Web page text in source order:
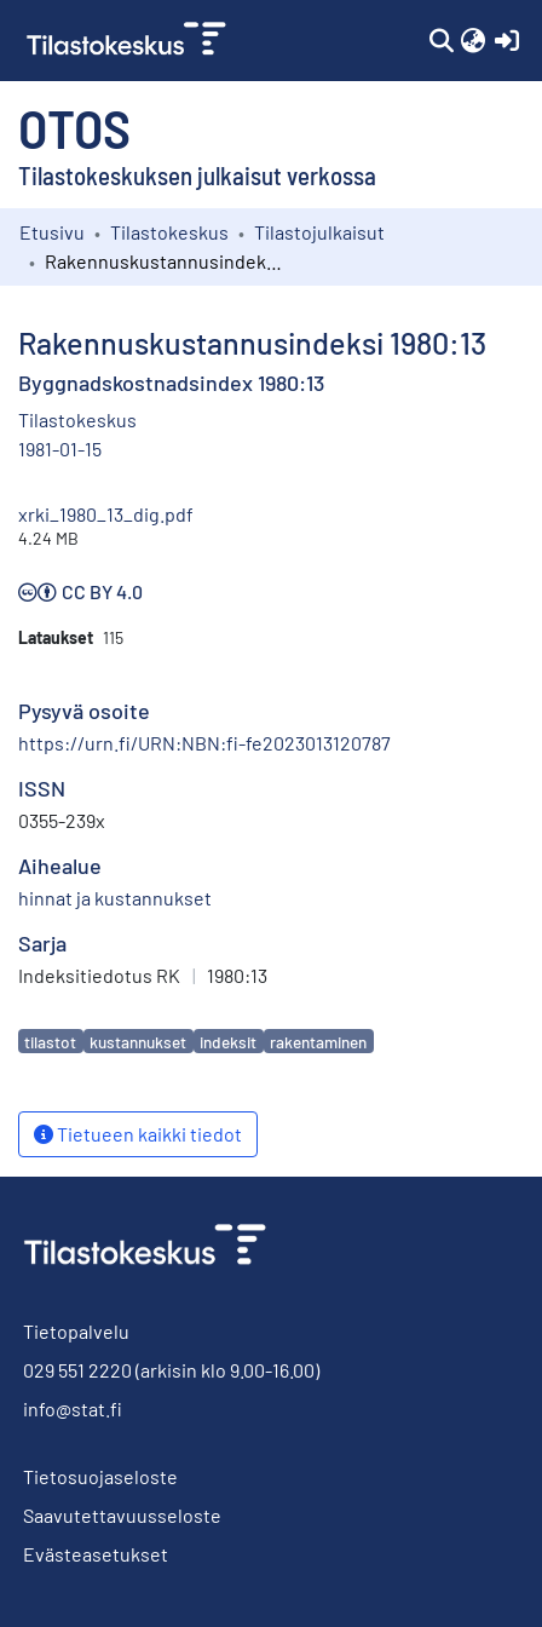
OTOS
Tilastokeskuksen julkaisut verkossa
Kokoelmat
Etusivu Tilastokeskus
Tilastojulkaisut
Rakennuskustannusindeksi 1980:13
Byggnadskostnadsindex 1980:13
Tilastokeskus
1981-01-15
xrki_1980_13_dig.pdf
4.24 MB
CC BY 4.0
Lataukset 115
Pysyvä osoite
https://urn.fi/URN:NBN:fi-fe2023013120787
ISSN
0355-239x
Aihealue
hinnat ja kustannukset
Sarja
Indeksitiedotus RK | 1980:13
Avainsanat
tilastot kustannukset indeksit rakentaminen
Tietueen kaikki tiedot
Tietopalvelu
029 551 2220 (arkisin klo 9.00-16.00)
info@stat.fi
Tietosuojaseloste
Saavutettavuusseloste
Evästeasetukset